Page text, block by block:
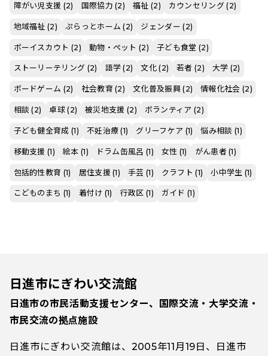
障がい児支援 (2) 国際協力 (2) 福祉 (2) カウンセリング (2)
地域福祉 (2) ぷらっとホーム (2) ジェンダー (2)
ボーイスカウト (2) 動物・ペット (2) 子ども食堂 (2)
ストーリーテリング (2) 語学 (2) 文化 (2) 若者 (2) 大学 (2)
ボードゲーム (2) 社会教育 (2) 文化普及振興 (2) 情報化社会 (2)
相談 (2) 卓球 (2) 被災地支援 (2) ボランティア (2)
子ども健全育成 (1) 不妊治療 (1) グリーフケア (1) 悩み相談 (1)
移動支援 (1) 絵本 (1) ドラム缶風呂 (1) 女性 (1) がん患者 (1)
包括的性教育 (1) 居住支援 (1) 手芸 (1) クラフト (1) 小中学生 (1)
こどものまち (1) 着付け (1) 行政区 (1) ガイド (1)
日進市にぎわい交流館
日進市の市民活動支援センター、国際交流・大学交流・
市民交流の拠点施設
日進市にぎわい交流館は、2005年11月19日、日進市